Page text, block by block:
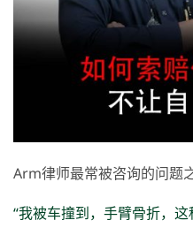
Arm律师最常被咨询的问题之
“我被车撞到，手臂骨折，